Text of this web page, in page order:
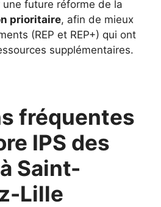
future réforme de la
prioritaire, afin de mieux
(REP et REP+) qui ont
supplémentaires.
fréquentes
IPS des
Saint-
Lille